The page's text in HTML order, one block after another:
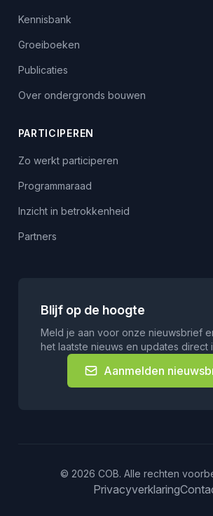
Kennisbank
Groeiboeken
Publicaties
Over ondergronds bouwen
PARTICIPEREN
Zo werkt participeren
Programmaraad
Inzicht in betrokkenheid
Partners
Blijf op de hoogte
Meld je aan voor onze nieuwsbrief
het laatste nieuws en updates direct
Aanmelden
© 2026 COB. Alle rechten
Privacyverklaring